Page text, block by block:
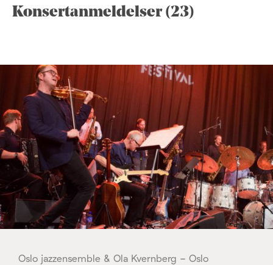
Konsertanmeldelser (23)
Oslo jazzensemble & Ola Kvernberg - Oslo